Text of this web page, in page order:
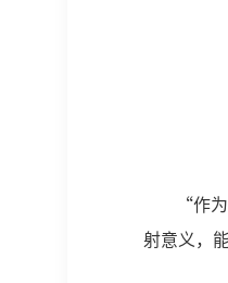
“作
射意义，